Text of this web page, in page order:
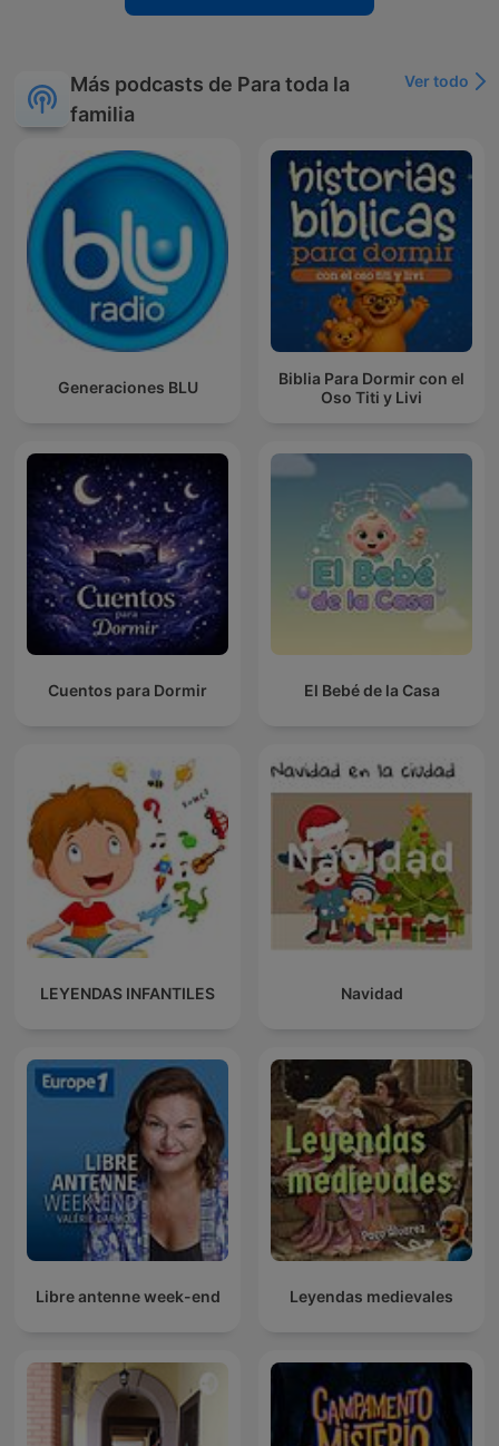
Más podcasts de Para toda la
familia
Ver todo
Generaciones BLU
Biblia Para Dormir con el
Oso Titi y Livi
Cuentos para Dormir El Bebé de la Casa
LEYENDAS INFANTILES Navidad
Libre antenne week-end Leyendas medievales